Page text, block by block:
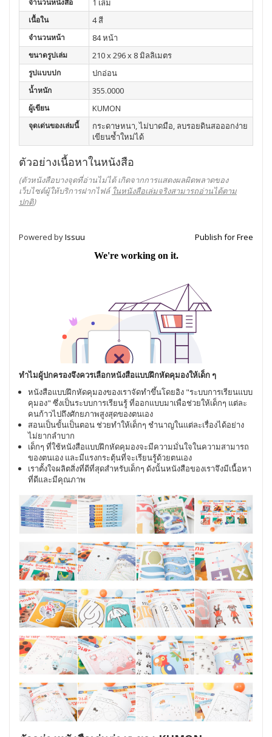
จำนวนหนังสือ 1 เล่ม
เนื้อใน 4 สี
จำนวนหน้า 84 หน้า
ขนาดรูปเล่ม 210 x 296 x 8 มิลลิเมตร
รูปแบบปก ปกอ่อน
น้ำหนัก 355.0000
ผู้เขียน KUMON
จุดเด่นของเล่มนี้
กระดาษหนา, ไม่บาดมือ, ลบรอยดินสอออกง่าย
เขียนซ้ำใหม่ได้
ตัวอย่างเนื้อหาในหนังสือ
(ตัวหนังสือบางจุดที่อ่านไม่ได้ เกิดจากการแสดงผลผิดพลาดของ
เว็บไซต์ผู้ให้บริการฝากไฟล์ ในหนังสือเล่มจริงสามารถอ่านได้ตาม
ปกติ)
Powered byIssuu Publish for Free
ทำไมผู้ปกครองจึงควรเลือกหนังสือแบบฝึกหัดคุมองให้เด็ก ๆ
หนังสือแบบฝึกหัดคุมองของเราจัดทำขึ้นโดยอิง "ระบบการเรียนแบบ
คุมอง" ซึ่งเป็นระบบการเรียนรู้ ที่ออกแบบมาเพื่อช่วยให้เด็กๆ แต่ละ
คนก้าวไปถึงศักยภาพสูงสุดของตนเอง
สอนเป็นขั้นเป็นตอน ช่วยทำให้เด็กๆ ชำนาญในแต่ละเรื่องได้อย่าง
ไม่ยากลำบาก
เด็กๆ ที่ใช้หนังสือแบบฝึกหัดคุมองจะมีความมั่นใจในความสามารถ
ของตนเอง และมีแรงกระตุ้นที่จะเรียนรู้ด้วยตนเอง
เราตั้งใจผลิตสิ่งที่ดีที่สุดสำหรับเด็กๆ ดังนั้นหนังสือของเราจึงมีเนื้อหา
ที่ดีและมีคุณภาพ